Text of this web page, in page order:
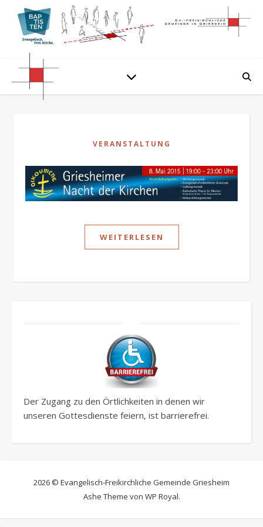
VERANSTALTUNG
WEITERLESEN
Der Zugang zu den Örtlichkeiten in denen wir
unseren Gottesdienste feiern, ist barrierefrei.
2026 © Evangelisch-Freikirchliche Gemeinde Griesheim
Ashe Theme von WP Royal.